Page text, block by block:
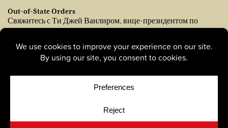
Out-of-State Orders
Свяжитесь с Ти Джей Ванлиром, вице-президентом по
продажам:
215-778-6463
© Copyright 2026, Tague Lumber. |
Yellow House Design